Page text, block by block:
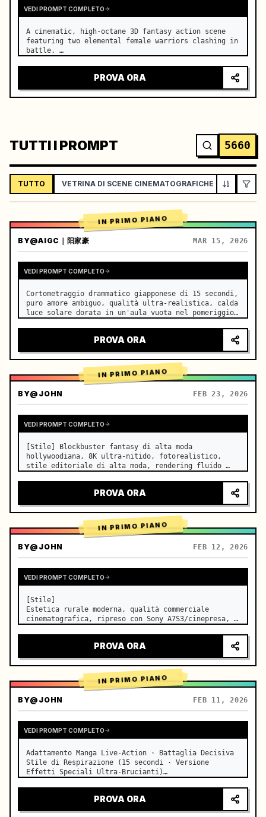
VEDI PROMPT COMPLETO
A cinematic, high-octane 3D fantasy action scene
featuring two elemental female warriors clashing in
battle. …
PROVA ORA
TUTTI I PROMPT 5660
TUTTO VETRINA DI SCENE CINEMATOGRAFICHE VLOG /
IN PRIMO PIANO
BY@AIGC｜阳家豪 MAR 15, 2026
VEDI PROMPT COMPLETO
Cortometraggio drammatico giapponese di 15 secondi,
puro amore ambiguo, qualità ultra-realistica, calda
luce solare dorata in un'aula vuota nel pomeriggio,
affiancati, sottili moti di polvere che fluttuano
PROVA ORA
IN PRIMO PIANO
BY@JOHN FEB 23, 2026
VEDI PROMPT COMPLETO
[Stile] Blockbuster fantasy di alta moda
hollywoodiana, 8K ultra-nitido, fotorealistico,
stile editoriale di alta moda, rendering fluido
secondi. [Scena] Una distesa infinita e realistica
di Salar de Uyuni (Sky Mi…
PROVA ORA
IN PRIMO PIANO
BY@JOHN FEB 12, 2026
VEDI PROMPT COMPLETO
[Stile]
Estetica rurale moderna, qualità commerciale
cinematografica, ripreso con Sony A7S3/cinepresa,
sensazione di dramma in costume storico.
[Scena]
PROVA ORA
IN PRIMO PIANO
BY@JOHN FEB 11, 2026
VEDI PROMPT COMPLETO
Adattamento Manga Live-Action · Battaglia Decisiva
Stile di Respirazione (15 secondi · Versione
Effetti Speciali Ultra-Brucianti)
d'Acqua Blu) VS Respirazione del Fulmine (Fulmine
Dorato), duello live-action a…
PROVA ORA